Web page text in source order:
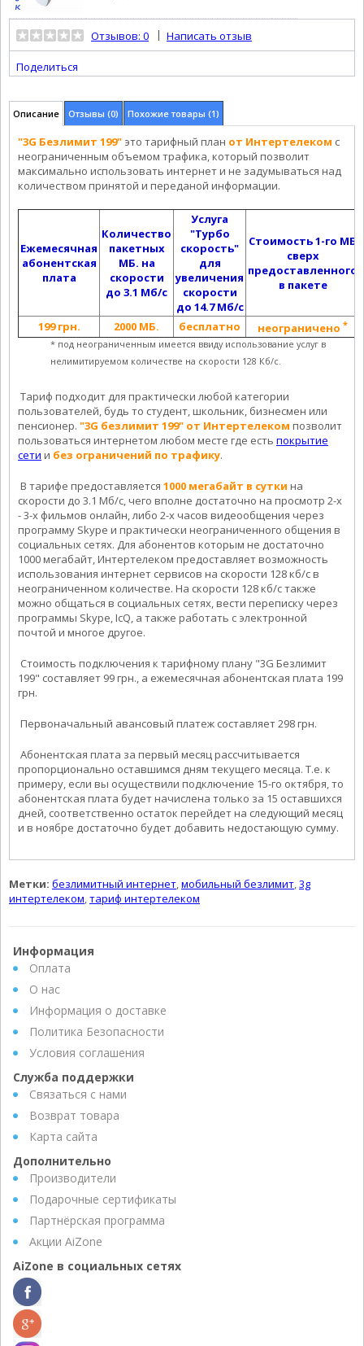
Отзывов: 0 | Написать отзыв
Поделиться
Описание Отзывы (0) Похожие товары (1)
"3G Безлимит 199" это тарифный план от Интертелеком с
неограниченным объемом трафика, который позволит
максимально использовать интернет и не задумываться над
количеством принятой и переданой информации.
Ежемесячная
абонентская
плата
Количество
пакетных
МБ. на
скорости
до 3.1 Мб/с
Услуга
"Турбо
скорость"
для
увеличения
скорости
до 14.7 Мб/с
Стоимость 1-го МБ
сверх
предоставленного
в пакете
199 грн. 2000 МБ. бесплатно неограничено *
* под неограниченным имеется ввиду использование услуг в
нелимитируемом количестве на скорости 128 Кб/с.
Тариф подходит для практически любой категории
пользователей, будь то студент, школьник, бизнесмен или
пенсионер. "3G безлимит 199" от Интертелеком позволит
пользоваться интернетом любом месте где есть покрытие
сети и без ограничений по трафику.
В тарифе предоставляется 1000 мегабайт в сутки на
скорости до 3.1 Мб/с, чего вполне достаточно на просмотр 2-х
- 3-х фильмов онлайн, либо 2-х часов видеообщения через
программу Skype и практически неограниченного общения в
социальных сетях. Для абонентов которым не достаточно
1000 мегабайт, Интертелеком предоставляет возможность
использования интернет сервисов на скорости 128 кб/с в
неограниченном количестве. На скорости 128 кб/с также
можно общаться в социальных сетях, вести переписку через
программы Skype, IcQ, а также работать с электронной
почтой и многое другое.
Стоимость подключения к тарифному плану "3G Безлимит
199" составляет 99 грн., а ежемесячная абонентская плата 199
грн.
Первоначальный авансовый платеж составляет 298 грн.
Абонентская плата за первый месяц рассчитывается
пропорционально оставшимся дням текущего месяца. Т.е. к
примеру, если вы осуществили подключение 15-го октября, то
абонентская плата будет начислена только за 15 оставшихся
дней, соответственно остаток перейдет на следующий месяц
и в ноябре достаточно будет добавить недостающую сумму.
Метки: безлимитный интернет,мобильный безлимит,3g
интертелеком,тариф интертелеком
Информация
Оплата
О нас
Информация о доставке
Политика Безопасности
Условия соглашения
Служба поддержки
Связаться с нами
Возврат товара
Карта сайта
Дополнительно
Производители
Подарочные сертификаты
Партнёрская программа
Акции AiZone
AiZone в социальных сетях